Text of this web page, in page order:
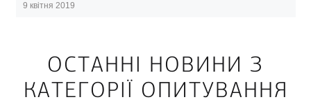
9 квітня 2019
ОСТАННІ НОВИНИ З
КАТЕГОРІЇ ОПИТУВАННЯ